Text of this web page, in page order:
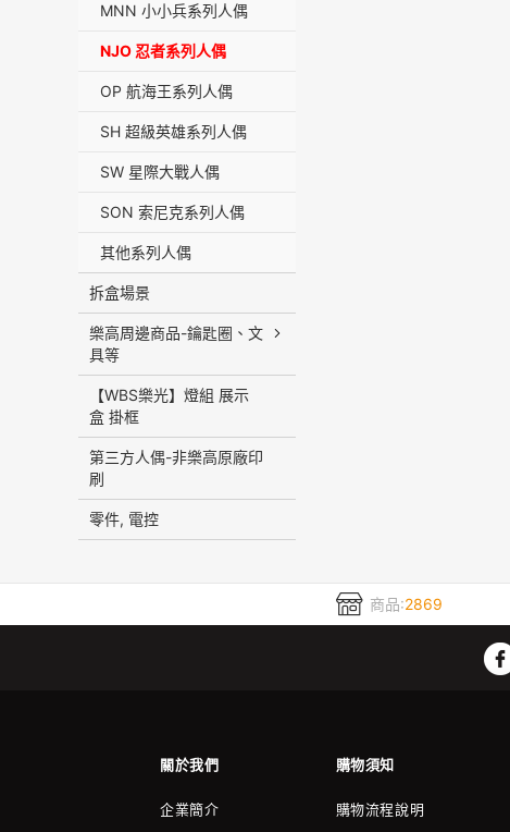
MNN 小小兵系列人偶
NJO 忍者系列人偶
OP 航海王系列人偶
SH 超級英雄系列人偶
SW 星際大戰人偶
SON 索尼克系列人偶
其他系列人偶
拆盒場景
樂高周邊商品-鑰匙圈、文
具等
【WBS樂光】燈組 展示
盒 掛框
第三方人偶-非樂高原廠印
刷
零件, 電控
商品:2869
關於我們 購物須知
企業簡介
購物流程說明